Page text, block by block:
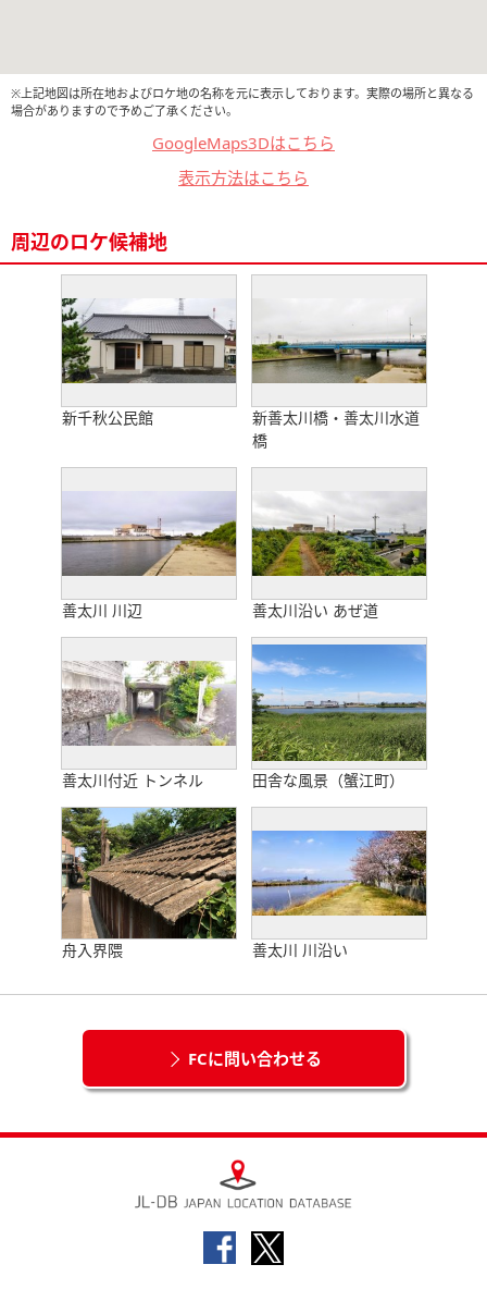
※上記地図は所在地およびロケ地の名称を元に表示しております。実際の場所と異なる
場合がありますので予めご了承ください。
GoogleMaps3Dはこちら
表示方法はこちら
周辺のロケ候補地
新千秋公民館
新善太川橋・善太川水道
橋
善太川 川辺 善太川沿い あぜ道
善太川付近 トンネル 田舎な風景（蟹江町）
舟入界隈 善太川 川沿い
FCに問い合わせる